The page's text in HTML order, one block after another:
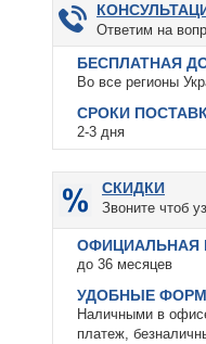
Ответим на
БЕСПЛАТНАЯ
Во все регионы
СРОКИ
2-3 дня
СКИДКИ
Звоните чтоб
ОФИЦИАЛЬНАЯ
до 36 месяцев
УДОБНЫЕ
Наличными в
платеж,